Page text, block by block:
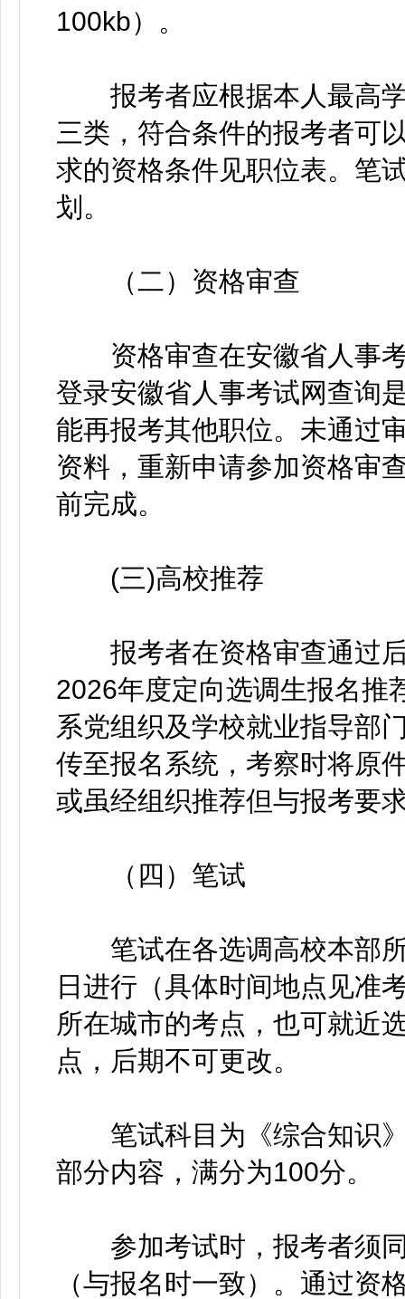
100kb）。
报考者应根据本人最高学
三类，符合条件的报考者可
求的资格条件见职位表。笔
划。
（二）资格审查
资格审查在安徽省人事考
登录安徽省人事考试网查询
能再报考其他职位。未通过
资料，重新申请参加资格审
前完成。
(三)高校推荐
报考者在资格审查通过后
2026年度定向选调生报名推
系党组织及学校就业指导部
传至报名系统，考察时将原
或虽经组织推荐但与报考要
​​​​​​​（四）笔试
笔试在各选调高校本部所
日进行（具体时间地点见准
所在城市的考点，也可就近
点，后期不可更改。
笔试科目为《综合知识》
部分内容，满分为100分。
参加考试时，报考者须同
（与报名时一致）。通过资